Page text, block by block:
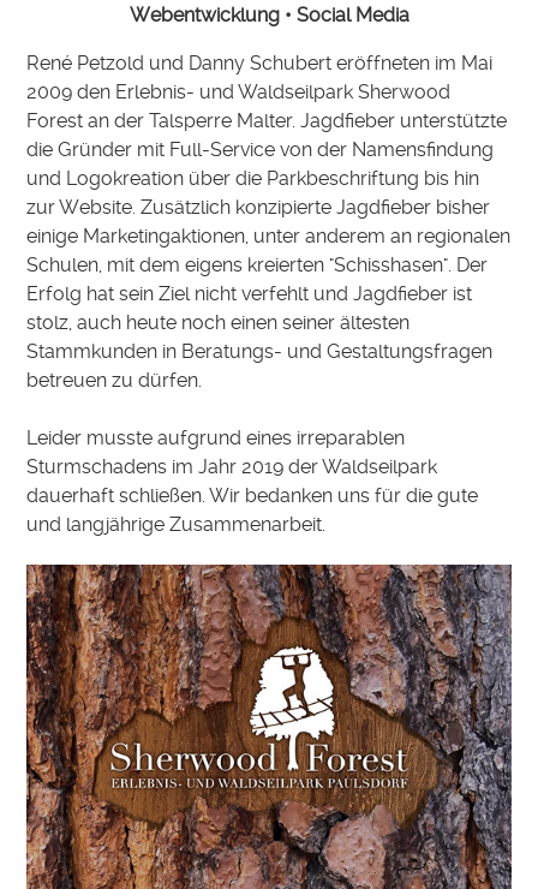
Webentwicklung • Social Media
René Petzold und Danny Schubert eröffneten im Mai
2009 den Erlebnis- und Waldseilpark Sherwood
Forest an der Talsperre Malter. Jagdfieber unterstützte
die Gründer mit Full-Service von der Namensfindung
und Logokreation über die Parkbeschriftung bis hin
zur Website. Zusätzlich konzipierte Jagdfieber bisher
einige Marketingaktionen, unter anderem an regionalen
Schulen, mit dem eigens kreierten "Schisshasen". Der
Erfolg hat sein Ziel nicht verfehlt und Jagdfieber ist
stolz, auch heute noch einen seiner ältesten
Stammkunden in Beratungs- und Gestaltungsfragen
betreuen zu dürfen.
Leider musste aufgrund eines irreparablen
Sturmschadens im Jahr 2019 der Waldseilpark
dauerhaft schließen. Wir bedanken uns für die gute
und langjährige Zusammenarbeit.